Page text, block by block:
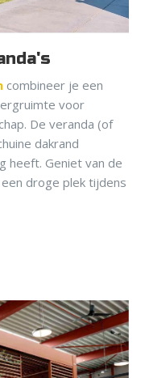
combineer je een
voor
De veranda (of
dakrand
heeft. Geniet van de
droge plek tijdens